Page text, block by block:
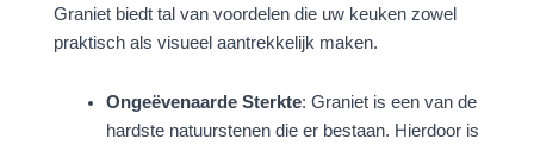
Graniet biedt tal van voordelen die uw keuken zowel
praktisch als visueel aantrekkelijk maken.
Ongeëvenaarde Sterkte: Graniet is een van de
hardste natuurstenen die er bestaan. Hierdoor is